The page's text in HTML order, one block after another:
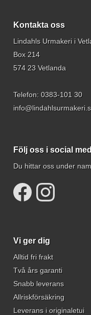
Kontakta oss
Lindahls Urmakeri i
Box 214
574 23 Vetlanda
Telefon: 0383-101 30
Följ oss i social
Du hittar oss under
Vi ger dig
Alltid fri frakt
Två års garanti
Snabb leverans
Allriskförsäkring
Leverans i originaletui